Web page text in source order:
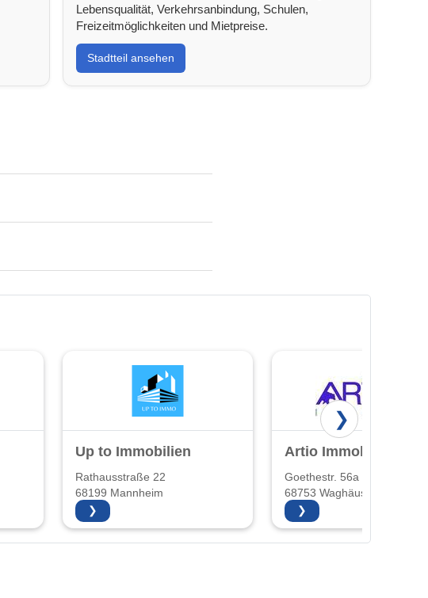
Lebensqualität, Verkehrsanbindung, Schulen,
Freizeitmöglichkeiten und Mietpreise.
Stadtteil ansehen
Up to Immobilien
Rathausstraße 22
68199 Mannheim
❯
Artio Immobilien
Goethestr. 56a
68753 Waghäusel
❯
❯